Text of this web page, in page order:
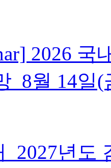
2026 국
_8월 14일(
_2027년도